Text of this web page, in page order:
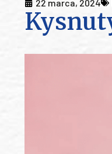
22 marca, 2024